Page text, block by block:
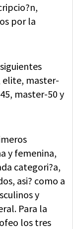
por la
elite, master-
master-50 y
y femenina,
categori?a,
asi? como a
y
Para la
los tres